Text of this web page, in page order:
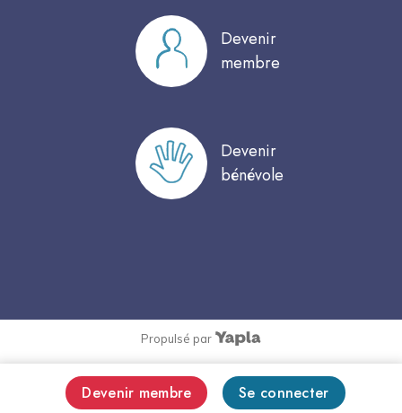
Devenir membre Se connecter
Devenir
membre
Devenir
bénévole
Propulsé par